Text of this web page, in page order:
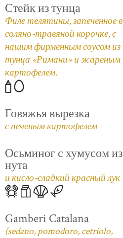
Стейк из тунца
Филе телятины, запеченное в
соляно-травяной корочке, с
нашим фирменным соусом из
тунца «Римани» и жареным
картофелем.
Говяжья вырезка
с печеным картофелем
Осьминог с хумусом из
нута
и кисло-сладкий красный лук
Gamberi Catalana
(sedano, pomodoro, cetriolo,